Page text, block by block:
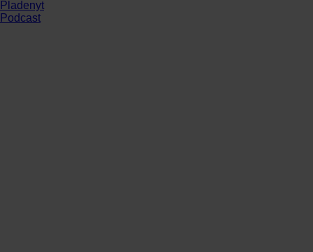
Pladenyt
Podcast